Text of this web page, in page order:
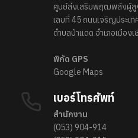
ศูนย์ส่งเสริมพฤฒพลังผู้สู
เลขที่ 45 ถนนเจริญประเท
ตำบลป่าแดด อำเภอเมือง
พิกัด GPS
Google Maps
เบอร์โทรศัพท์
สำนักงาน
(053) 904-914